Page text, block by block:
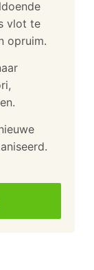
vlot te
opruim.